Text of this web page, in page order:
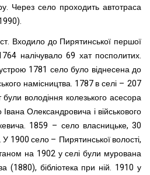
Через село проходить автотраса
Входило до Пирятинської першої
налічувало 69 хат посполитих.
устрою 1781 село було віднесена до
намісництва. 1787 в селі – 207
були володіння колезького асесора
Олександровича і військового
1859 – село власницьке, 30
У 1900 село – Пирятинської волості,
на 1902 у селі були мурована
(1880), бібліотека при ній. 1910 у